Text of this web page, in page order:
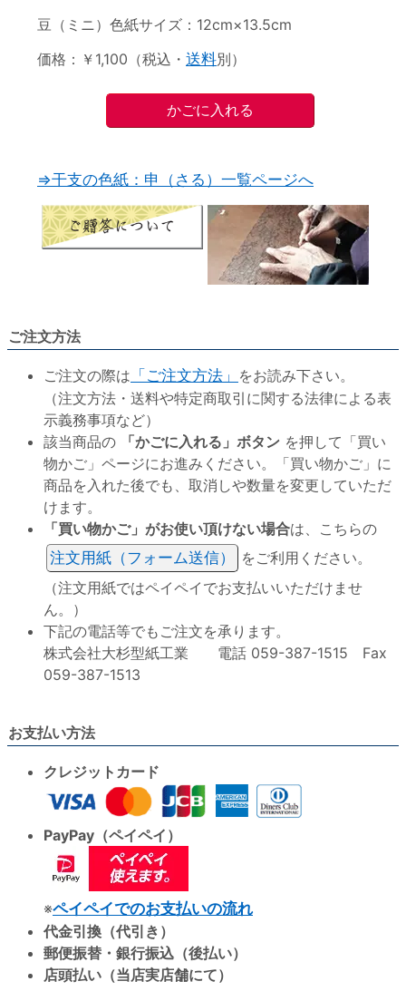
豆（ミニ）色紙サイズ：12cm×13.5cm
価格：￥1,100（税込・ 送料別）
⇒干支の色紙：申（さる）一覧ページへ
ご注文方法
ご注文の際は 「ご注文方法」 をお読み下さい。
（注文方法・送料や特定商取引に関する法律による表
示義務事項など）
該当商品の
「かごに入れる」ボタン を押して「買い
物かご」ページにお進みください。「買い物かご」に
商品を入れた後でも、取消しや数量を変更していただ
けます。
「買い物かご」がお使い頂けない場合は、こちらの
注文用紙（フォーム送信）
をご利用ください。
（注文用紙ではペイペイでお支払いいただけませ
ん。）
下記の電話等でもご注文を承ります。
株式会社大杉型紙工業 電話 059-387-1515 Fax
059-387-1513
お支払い方法
クレジットカード
PayPay（ペイペイ）
※ペイペイでのお支払いの流れ
代金引換（代引き）
郵便振替・銀行振込（後払い）
店頭払い（当店実店舗にて）